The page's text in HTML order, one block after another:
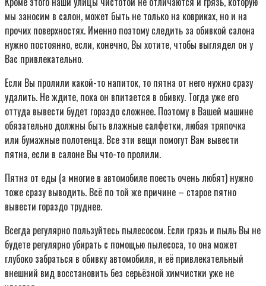
мы заносим в салон, может быть не только на ковриках, но и на
прочих поверхностях. Именно поэтому следить за обивкой салона
нужно постоянно, если, конечно, Вы хотите, чтобы выглядел он у
Вас привлекательно.
Если Вы пролили какой-то напиток, то пятна от него нужно сразу
удалить. Не ждите, пока он впитается в обивку. Тогда уже его
оттуда вывести будет гораздо сложнее. Поэтому в Вашей машине
обязательно должны быть влажные салфетки, любая тряпочка
или бумажные полотенца. Все эти вещи помогут Вам вывести
пятна, если в салоне Вы что-то пролили.
Пятна от еды (а многие в автомобиле поесть очень любят) нужно
тоже сразу выводить. Всё по той же причине – старое пятно
вывести гораздо труднее.
Всегда регулярно пользуйтесь пылесосом. Если грязь и пыль Вы не
будете регулярно убирать с помощью пылесоса, то она может
глубоко забраться в обивку автомобиля, и её привлекательный
внешний вид восстановить без серьёзной химчистки уже не